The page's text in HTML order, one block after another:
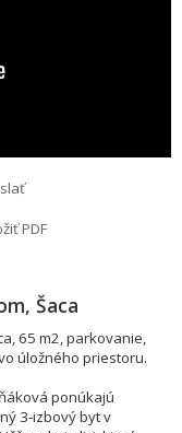
PDF
Šaca
65 m2, parkovanie,
úložného priestoru.
ponúkajú
3-izbový byt v